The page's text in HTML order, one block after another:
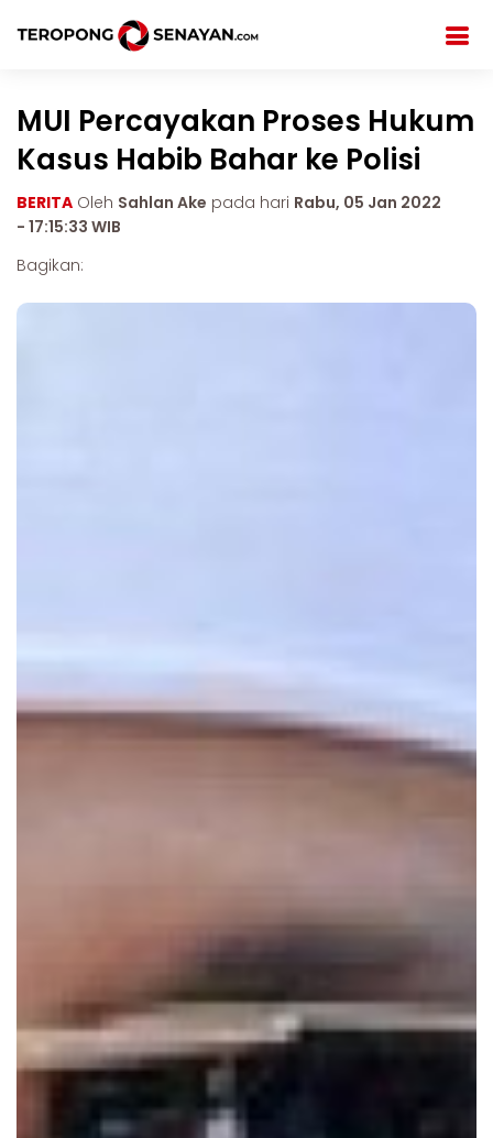
MUI Percayakan Proses Hukum
Kasus Habib Bahar ke Polisi
BERITA Oleh Sahlan Ake pada hari Rabu, 05 Jan 2022
- 17:15:33 WIB
Bagikan: